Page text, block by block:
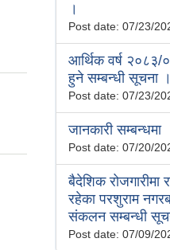
।
Post date: 07/23/
आर्थिक वर्ष २०८३/
हुने सम्बन्धी सूचना ।
Post date: 07/23/
जानकारी सम्बन्धमा
Post date: 07/20/
बैदेशिक रोजगारीमा
रहेका परशुराम
संकलन सम्बन्धी
Post date: 07/09/